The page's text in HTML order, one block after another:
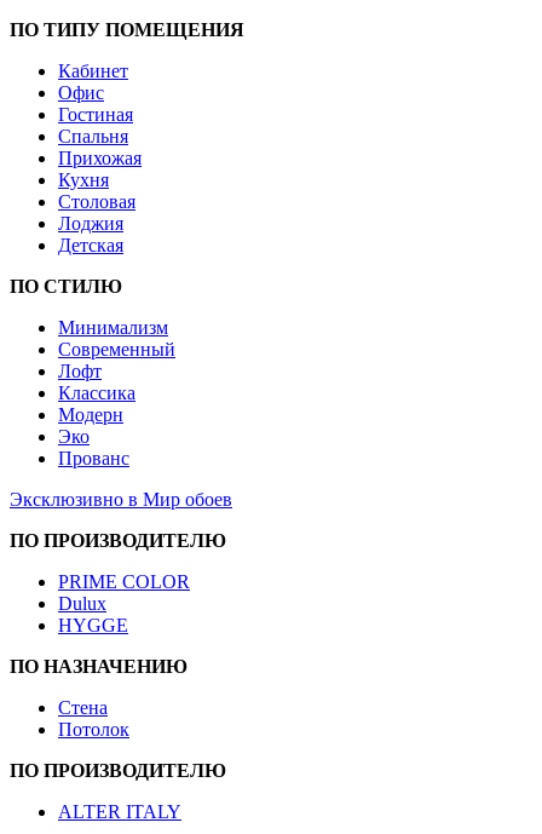
ПО ТИПУ ПОМЕЩЕНИЯ
Кабинет
Офис
Гостиная
Спальня
Прихожая
Кухня
Столовая
Лоджия
Детская
ПО СТИЛЮ
Минимализм
Современный
Лофт
Классика
Модерн
Эко
Прованс
Эксклюзивно в Мир обоев
ПО ПРОИЗВОДИТЕЛЮ
PRIME COLOR
Dulux
HYGGE
ПО НАЗНАЧЕНИЮ
Стена
Потолок
ПО ПРОИЗВОДИТЕЛЮ
ALTER ITALY